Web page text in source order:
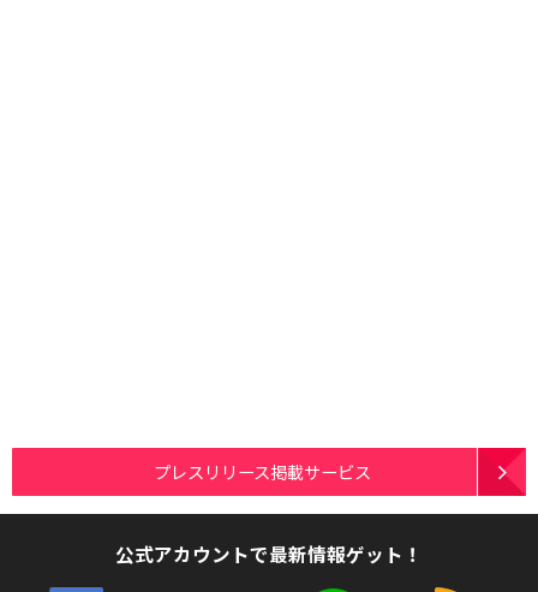
プレスリリース掲載サービス
公式アカウントで最新情報ゲット！